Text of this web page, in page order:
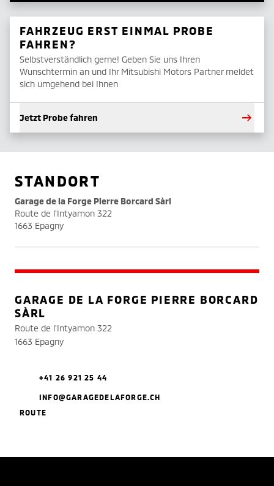
FAHRZEUG ERST EINMAL PROBE
FAHREN?
Selbstverständlich gerne! Geben Sie uns Ihren
Wunschtermin an und Ihr Mitsubishi Motors Partner meldet
sich umgehend bei Ihnen
Jetzt Probe fahren
STANDORT
Garage de la Forge Pierre Borcard Sàrl
Route de l'Intyamon 322
1663 Epagny
GARAGE DE LA FORGE PIERRE BORCARD
SÀRL
Route de l'Intyamon 322
1663 Epagny
+41 26 921 25 44
INFO@GARAGEDELAFORGE.CH
ROUTE